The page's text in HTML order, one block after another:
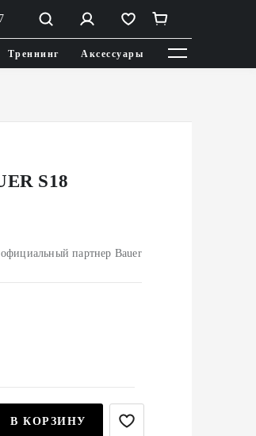
Треннинг Аксессуары
S18
партнер Bauer
В КОРЗИНУ